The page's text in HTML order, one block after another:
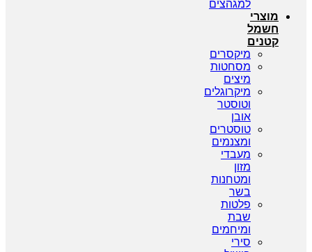
למגהצים
מוצרי
חשמל
קטנים
מיקסרים
מסחטות
מיצים
מיקרוגלים
וטוסטר
אובן
טוסטרים
ומצנמים
מעבדי
מזון
ומטחנות
בשר
פלטות
שבת
ומיחמים
סירי